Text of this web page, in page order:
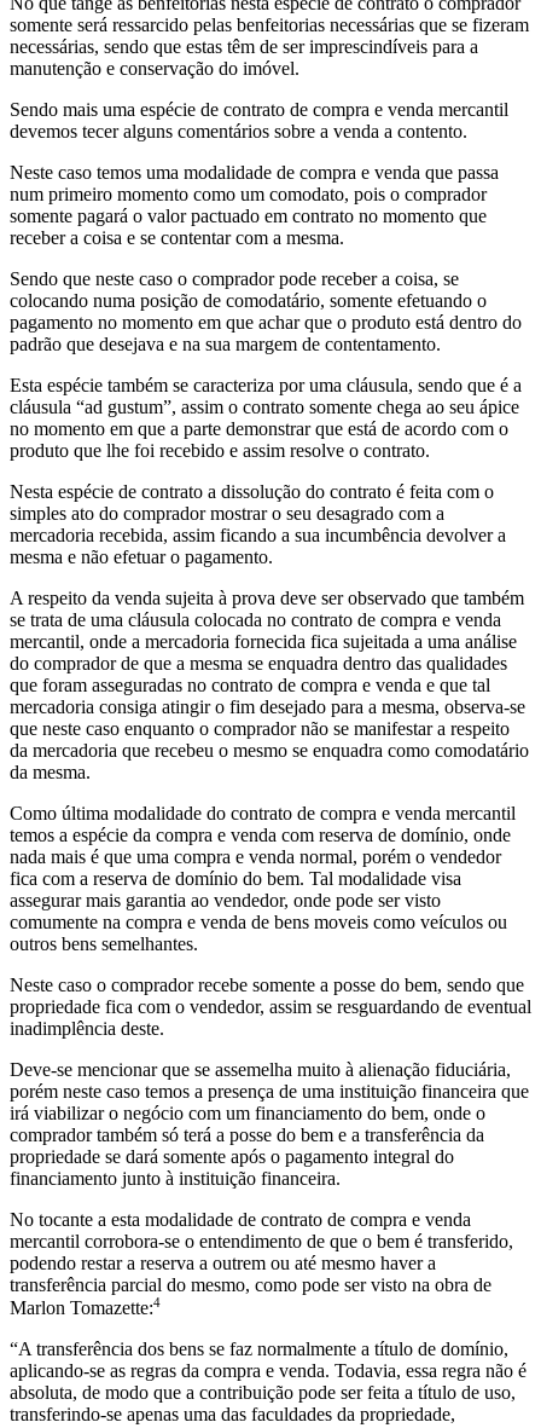
somente será ressarcido pelas benfeitorias necessárias que se fizeram
necessárias, sendo que estas têm de ser imprescindíveis para a
manutenção e conservação do imóvel.
Sendo mais uma espécie de contrato de compra e venda mercantil
devemos tecer alguns comentários sobre a venda a contento.
Neste caso temos uma modalidade de compra e venda que passa
num primeiro momento como um comodato, pois o comprador
somente pagará o valor pactuado em contrato no momento que
receber a coisa e se contentar com a mesma.
Sendo que neste caso o comprador pode receber a coisa, se
colocando numa posição de comodatário, somente efetuando o
pagamento no momento em que achar que o produto está dentro do
padrão que desejava e na sua margem de contentamento.
Esta espécie também se caracteriza por uma cláusula, sendo que é a
cláusula “ad gustum”, assim o contrato somente chega ao seu ápice
no momento em que a parte demonstrar que está de acordo com o
produto que lhe foi recebido e assim resolve o contrato.
Nesta espécie de contrato a dissolução do contrato é feita com o
simples ato do comprador mostrar o seu desagrado com a
mercadoria recebida, assim ficando a sua incumbência devolver a
mesma e não efetuar o pagamento.
A respeito da venda sujeita à prova deve ser observado que também
se trata de uma cláusula colocada no contrato de compra e venda
mercantil, onde a mercadoria fornecida fica sujeitada a uma análise
do comprador de que a mesma se enquadra dentro das qualidades
que foram asseguradas no contrato de compra e venda e que tal
mercadoria consiga atingir o fim desejado para a mesma, observa-se
que neste caso enquanto o comprador não se manifestar a respeito
da mercadoria que recebeu o mesmo se enquadra como comodatário
da mesma.
Como última modalidade do contrato de compra e venda mercantil
temos a espécie da compra e venda com reserva de domínio, onde
nada mais é que uma compra e venda normal, porém o vendedor
fica com a reserva de domínio do bem. Tal modalidade visa
assegurar mais garantia ao vendedor, onde pode ser visto
comumente na compra e venda de bens moveis como veículos ou
outros bens semelhantes.
Neste caso o comprador recebe somente a posse do bem, sendo que
propriedade fica com o vendedor, assim se resguardando de eventual
inadimplência deste.
Deve-se mencionar que se assemelha muito à alienação fiduciária,
porém neste caso temos a presença de uma instituição financeira que
irá viabilizar o negócio com um financiamento do bem, onde o
comprador também só terá a posse do bem e a transferência da
propriedade se dará somente após o pagamento integral do
financiamento junto à instituição financeira.
No tocante a esta modalidade de contrato de compra e venda
mercantil corrobora-se o entendimento de que o bem é transferido,
podendo restar a reserva a outrem ou até mesmo haver a
transferência parcial do mesmo, como pode ser visto na obra de
Marlon Tomazette:4
“A transferência dos bens se faz normalmente a título de domínio,
aplicando-se as regras da compra e venda. Todavia, essa regra não é
absoluta, de modo que a contribuição pode ser feita a título de uso,
transferindo-se apenas uma das faculdades da propriedade,